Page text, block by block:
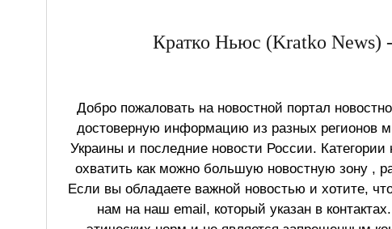
Кратко Ньюс (Kratko News)
Добро пожаловать на новостной портал
достоверную информацию из разных регионов
Украины и последние новости России.
охватить как можно большую новостную зону ,
Если вы обладаете важной новостью и хотите,
нам на наш email, который указан в